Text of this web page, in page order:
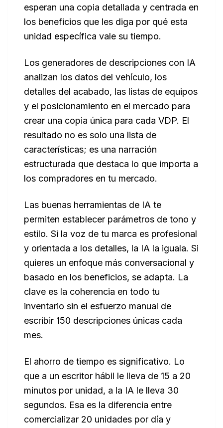
esperan una copia detallada y centrada en
los beneficios que les diga por qué esta
unidad específica vale su tiempo.
Los generadores de descripciones con IA
analizan los datos del vehículo, los
detalles del acabado, las listas de equipos
y el posicionamiento en el mercado para
crear una copia única para cada VDP. El
resultado no es solo una lista de
características; es una narración
estructurada que destaca lo que importa a
los compradores en tu mercado.
Las buenas herramientas de IA te
permiten establecer parámetros de tono y
estilo. Si la voz de tu marca es profesional
y orientada a los detalles, la IA la iguala. Si
quieres un enfoque más conversacional y
basado en los beneficios, se adapta. La
clave es la coherencia en todo tu
inventario sin el esfuerzo manual de
escribir 150 descripciones únicas cada
mes.
El ahorro de tiempo es significativo. Lo
que a un escritor hábil le lleva de 15 a 20
minutos por unidad, a la IA le lleva 30
segundos. Esa es la diferencia entre
comercializar 20 unidades por día y